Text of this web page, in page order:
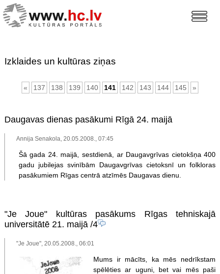
Izklaides un kultūras ziņas
« 137 138 139 140 141 142 143 144 145 »
Daugavas dienas pasākumi Rīgā 24. maijā
Annija Senakola, 20.05.2008., 07:45
Šā gada 24. maijā, sestdienā, ar Daugavgrīvas cietokšņa 400
gadu jubilejas svinībām Daugavgrīvas cietoksnī un folkloras
pasākumiem Rīgas centrā atzīmēs Daugavas dienu.
"Je Joue" kultūras pasākums Rīgas tehniskajā
universitātē 21. maijā/4
"Je Joue", 20.05.2008., 06:01
Mums ir mācīts, ka mēs nedrīkstam
spēlēties ar uguni, bet vai mēs paši